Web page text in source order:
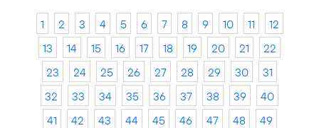
1 2 3 4 5 6 7 8 9 10 11
12
13
14 15 16 17 18 19 20 21
22
23
24 25 26 27 28 29 30
31
32
33 34 35 36 37 38 39
40
41
42 43 44 45 46 47 48
49